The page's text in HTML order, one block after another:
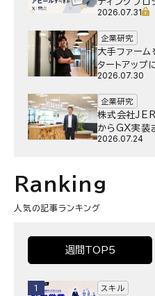
きか
2026.07.31
企業研究
大手ファー
タートアップ
感｣はどうな
2026.07.30
企業研究
株式会社
からGX実装
サー」という
2026.07.24
Ranking
人気の記事ランキング
週間TOP5
1 スキル